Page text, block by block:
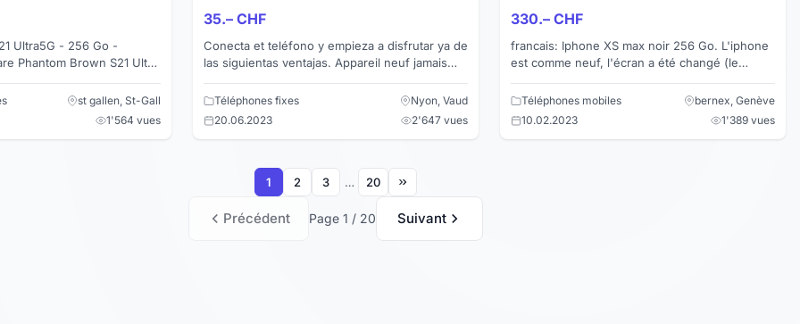
Ultra5G - 256 Go -
st gallen, St-Gall
1'564 vues
35.– CHF
Conecta et teléfono y empieza a disfrutar ya de
las siguientas ventajas. Appareil neuf jamais
Téléphones fixes
Nyon, Vaud
20.06.2023
2'647 vues
330.– CHF
francais: Iphone XS max noir 256 Go. L'iphone
est comme neuf, l'écran a été changé (le
l'écran)et l...
Téléphones mobiles
bernex, Genève
10.02.2023
1'389 vues
Précédent Page 1 / 20 Suivant
1 2 3 … 20